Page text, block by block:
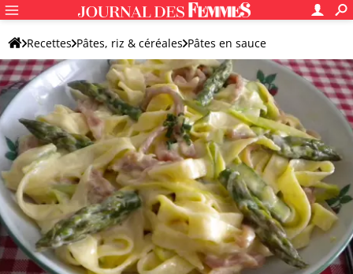
Recettes Pâtes, riz & céréales Pâtes en sauce
Pâtes à la carbonara